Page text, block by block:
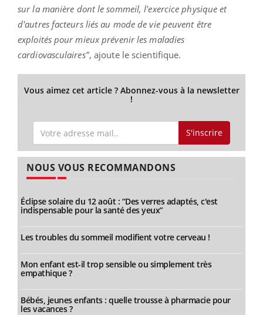
sur la manière dont le sommeil, l'exercice physique et
d'autres facteurs liés au mode de vie peuvent être
exploités pour mieux prévenir les maladies
cardiovasculaires", ajoute le scientifique.
Vous aimez cet article ? Abonnez-vous à la newsletter
!
S'inscrire
NOUS VOUS RECOMMANDONS
Éclipse solaire du 12 août : “Des verres adaptés, c'est
indispensable pour la santé des yeux”
Les troubles du sommeil modifient votre cerveau !
Mon enfant est-il trop sensible ou simplement très
empathique ?
Bébés, jeunes enfants : quelle trousse à pharmacie pour
les vacances ?